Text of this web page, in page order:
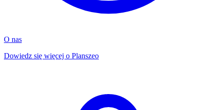
O nas
Dowiedz się więcej o Planszeo